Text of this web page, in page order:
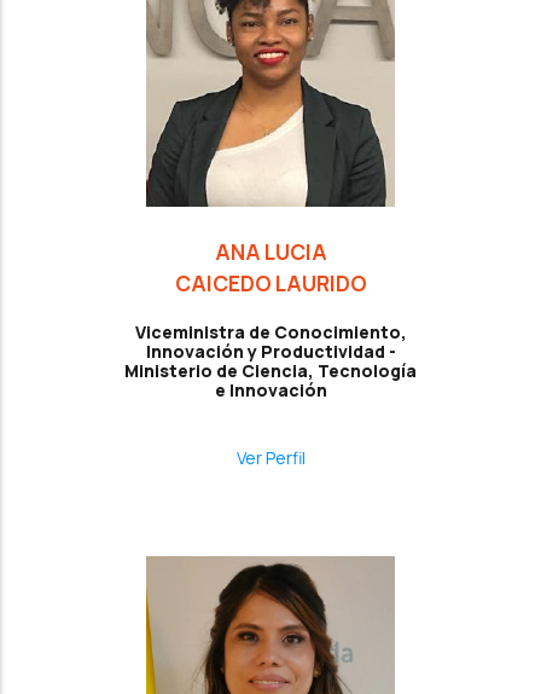
ANA LUCIA
CAICEDO LAURIDO
Viceministra de Conocimiento,
Innovación y Productividad -
Ministerio de Ciencia, Tecnología
e Innovación
Ver Perfil